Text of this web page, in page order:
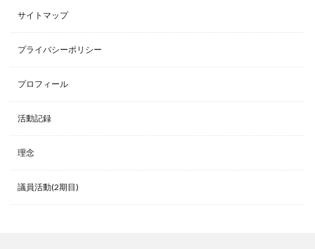
サイトマップ
プライバシーポリシー
プロフィール
活動記録
理念
議員活動(2期目)